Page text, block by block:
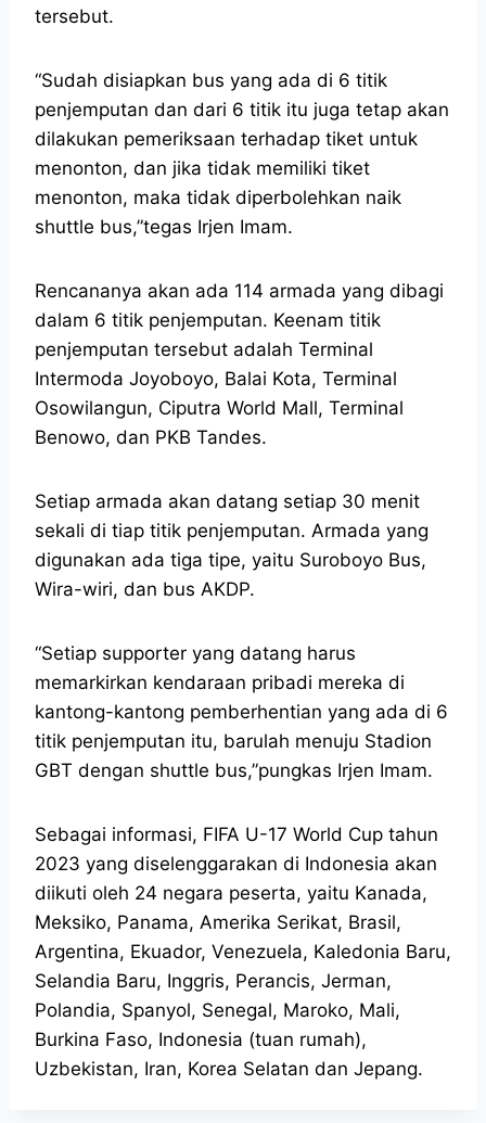
tersebut.
“Sudah disiapkan bus yang ada di 6 titik
penjemputan dan dari 6 titik itu juga tetap akan
dilakukan pemeriksaan terhadap tiket untuk
menonton, dan jika tidak memiliki tiket
menonton, maka tidak diperbolehkan naik
shuttle bus,”tegas Irjen Imam.
Rencananya akan ada 114 armada yang dibagi
dalam 6 titik penjemputan. Keenam titik
penjemputan tersebut adalah Terminal
Intermoda Joyoboyo, Balai Kota, Terminal
Osowilangun, Ciputra World Mall, Terminal
Benowo, dan PKB Tandes.
Setiap armada akan datang setiap 30 menit
sekali di tiap titik penjemputan. Armada yang
digunakan ada tiga tipe, yaitu Suroboyo Bus,
Wira-wiri, dan bus AKDP.
“Setiap supporter yang datang harus
memarkirkan kendaraan pribadi mereka di
kantong-kantong pemberhentian yang ada di 6
titik penjemputan itu, barulah menuju Stadion
GBT dengan shuttle bus,”pungkas Irjen Imam.
Sebagai informasi, FIFA U-17 World Cup tahun
2023 yang diselenggarakan di Indonesia akan
diikuti oleh 24 negara peserta, yaitu Kanada,
Meksiko, Panama, Amerika Serikat, Brasil,
Argentina, Ekuador, Venezuela, Kaledonia Baru,
Selandia Baru, Inggris, Perancis, Jerman,
Polandia, Spanyol, Senegal, Maroko, Mali,
Burkina Faso, Indonesia (tuan rumah),
Uzbekistan, Iran, Korea Selatan dan Jepang.